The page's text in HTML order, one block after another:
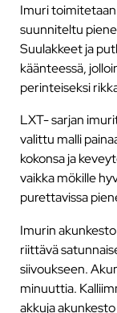
Imuri toimitetaan
suunniteltu
Suulakkeet ja
käänteessä,
perinteiseksi
LXT- sarjan
valittu malli
kokonsa ja
vaikka mökille
purettavissa
Imurin
riittävä
siivoukseen.
minuuttia.
akkuja